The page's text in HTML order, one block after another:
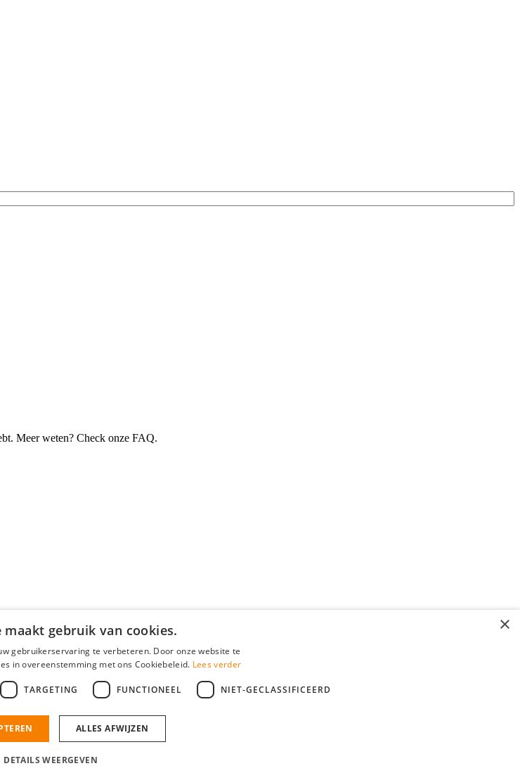
Meer weten? Check onze FAQ.
×
maakt gebruik van cookies.
gebruikerservaring te verbeteren. Door onze website te
in overeenstemming met ons Cookiebeleid. Lees verder
TARGETING FUNCTIONEEL NIET-GECLASSIFICEERD
ALLES AFWIJZEN
DETAILS WEERGEVEN